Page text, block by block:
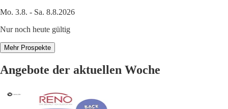
Mo. 3.8. - Sa. 8.8.2026
Nur noch heute gültig
Mehr Prospekte
Angebote der aktuellen Woche